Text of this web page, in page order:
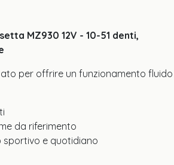
MZ930 12V - 10-51 denti,
per offrire un funzionamento fluido
da riferimento
sportivo e quotidiano